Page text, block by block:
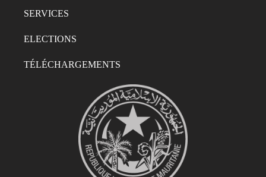
SERVICES
ELECTIONS
TÉLÉCHARGEMENTS